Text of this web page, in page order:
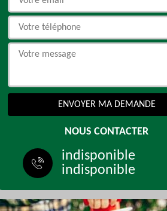
NOUS CONTACTER
indisponible
indisponible